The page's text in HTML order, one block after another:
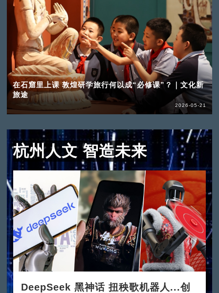
在石窟里上课 敦煌研学旅行何以成“必修课”？｜文化新
旅途
2026-05-21
杭州人文 智造未来
DeepSeek 黑神话 扭秧歌机器人...创